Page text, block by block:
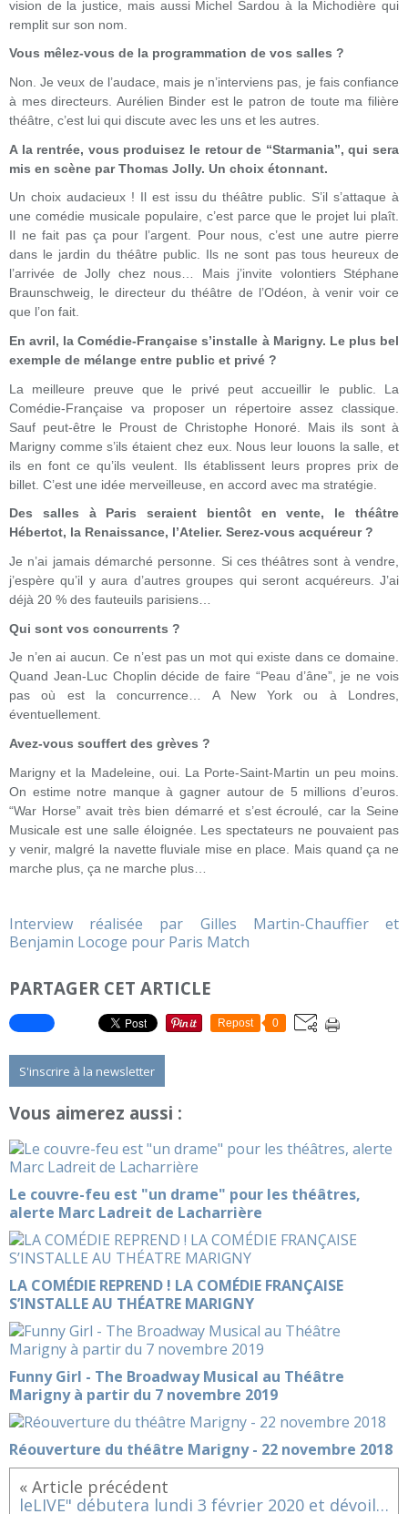
vision de la justice, mais aussi Michel Sardou à la Michodière qui
remplit sur son nom.
Vous mêlez-vous de la programmation de vos salles ?
Non. Je veux de l’audace, mais je n’interviens pas, je fais confiance
à mes directeurs. Aurélien Binder est le patron de toute ma filière
théâtre, c’est lui qui discute avec les uns et les autres.
A la rentrée, vous produisez le retour de “Starmania”, qui sera
mis en scène par Thomas Jolly. Un choix étonnant.
Un choix audacieux ! Il est issu du théâtre public. S’il s’attaque à
une comédie musicale populaire, c’est parce que le projet lui plaît.
Il ne fait pas ça pour l’argent. Pour nous, c’est une autre pierre
dans le jardin du théâtre public. Ils ne sont pas tous heureux de
l’arrivée de Jolly chez nous… Mais j’invite volontiers Stéphane
Braunschweig, le directeur du théâtre de l’Odéon, à venir voir ce
que l’on fait.
En avril, la Comédie-Française s’installe à Marigny. Le plus bel
exemple de mélange entre public et privé ?
La meilleure preuve que le privé peut accueillir le public. La
Comédie-Française va proposer un répertoire assez classique.
Sauf peut-être le Proust de Christophe Honoré. Mais ils sont à
Marigny comme s’ils étaient chez eux. Nous leur louons la salle, et
ils en font ce qu’ils veulent. Ils établissent leurs propres prix de
billet. C’est une idée merveilleuse, en accord avec ma stratégie.
Des salles à Paris seraient bientôt en vente, le théâtre
Hébertot, la Renaissance, l’Atelier. Serez-vous acquéreur ?
Je n’ai jamais démarché personne. Si ces théâtres sont à vendre,
j’espère qu’il y aura d’autres groupes qui seront acquéreurs. J’ai
déjà 20 % des fauteuils parisiens…
Qui sont vos concurrents ?
Je n’en ai aucun. Ce n’est pas un mot qui existe dans ce domaine.
Quand Jean-Luc Choplin décide de faire “Peau d’âne”, je ne vois
pas où est la concurrence… A New York ou à Londres,
éventuellement.
Avez-vous souffert des grèves ?
Marigny et la Madeleine, oui. La Porte-Saint-Martin un peu moins.
On estime notre manque à gagner autour de 5 millions d’euros.
“War Horse” avait très bien démarré et s’est écroulé, car la Seine
Musicale est une salle éloignée. Les spectateurs ne pouvaient pas
y venir, malgré la navette fluviale mise en place. Mais quand ça ne
marche plus, ça ne marche plus…
Interview réalisée par Gilles Martin-Chauffier et
Benjamin Locoge pour Paris Match
PARTAGER CET ARTICLE
Repost 0
S'inscrire à la newsletter
Vous aimerez aussi :
Le couvre-feu est "un drame" pour les théâtres,
alerte Marc Ladreit de Lacharrière
LA COMÉDIE REPREND ! LA COMÉDIE FRANÇAISE
S’INSTALLE AU THÉATRE MARIGNY
Funny Girl - The Broadway Musical au Théâtre
Marigny à partir du 7 novembre 2019
Réouverture du théâtre Marigny - 22 novembre 2018
« Article précédent
leLIVE" débutera lundi 3 février 2020 et dévoile ses programmes